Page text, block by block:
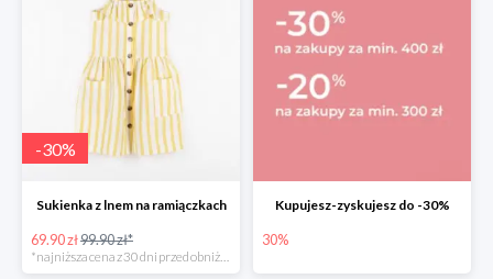
-30%
Sukienka z lnem na ramiączkach
69.90 zł99.90 zł*
*najniższa cena z 30 dni przed obniżką
Kupujesz-zyskujesz do -30%
30%